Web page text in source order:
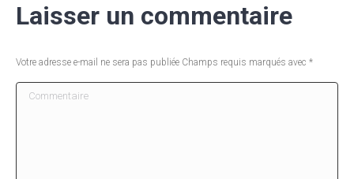
Laisser un commentaire
Votre adresse e-mail ne sera pas publiée Champs requis marqués avec *
Commentaire